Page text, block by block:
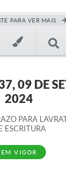
PARA VER MAIS
09 DE
2024
PARA
ESCRITURA
EM VIGOR